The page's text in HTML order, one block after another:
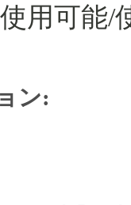
用可能
ン: